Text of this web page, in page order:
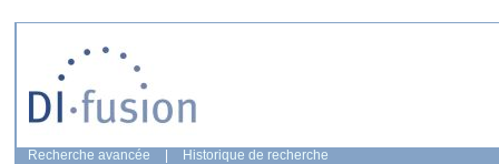
Recherche avancée Historique de recherche